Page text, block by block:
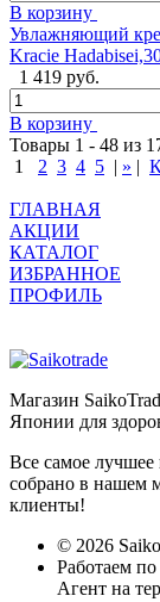
В корзину
Увлажняющий
Kracie
1 419 руб.
В корзину
Товары 1 - 48 из
1
2 3 4 5 | » |
ГЛАВНАЯ
АКЦИИ
КАТАЛОГ
ИЗБРАННОЕ
ПРОФИЛЬ
Магазин
Японии для
Все самое лучшее
собрано в нашем
клиенты!
© 2026
Работаем по
Агент на